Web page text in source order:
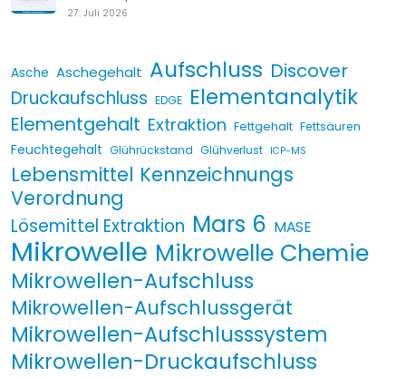
27. Juli 2026
Asche Aschegehalt Aufschluss Discover
Druckaufschluss EDGE Elementanalytik
Elementgehalt Extraktion Fettgehalt Fettsäuren
Feuchtegehalt Glührückstand Glühverlust ICP-MS
Lebensmittel Kennzeichnungs
Verordnung
Lösemittel Extraktion Mars 6 MASE
Mikrowelle Mikrowelle Chemie
Mikrowellen-Aufschluss
Mikrowellen-Aufschlussgerät
Mikrowellen-Aufschlusssystem
Mikrowellen-Druckaufschluss